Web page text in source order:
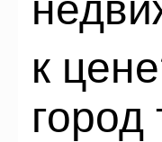
к
город